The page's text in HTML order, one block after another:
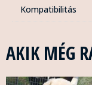
Kompatibilitás
AKIK MÉG